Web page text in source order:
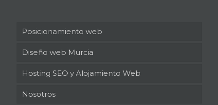
Posicionamiento web
Diseño web Murcia
Hosting SEO y Alojamiento Web
Nosotros